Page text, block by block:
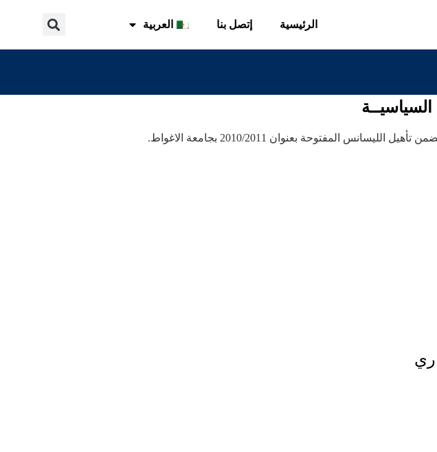
الرئيسية إتصل بنا العربية
تأهيل الليسانس المفتوحة بعنوان 2010/2011 بجامعة الاغواط.